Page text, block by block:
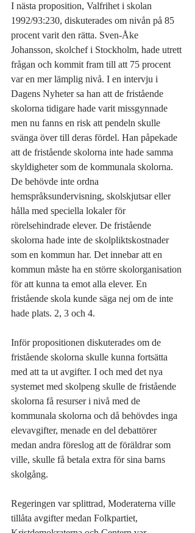
I nästa proposition, Valfrihet i skolan
1992/93:230, diskuterades om nivån på 85
procent varit den rätta. Sven-Åke
Johansson, skolchef i Stockholm, hade utrett
frågan och kommit fram till att 75 procent
var en mer lämplig nivå. I en intervju i
Dagens Nyheter sa han att de fristående
skolorna tidigare hade varit missgynnade
men nu fanns en risk att pendeln skulle
svänga över till deras fördel. Han påpekade
att de fristående skolorna inte hade samma
skyldigheter som de kommunala skolorna.
De behövde inte ordna
hemspråksundervisning, skolskjutsar eller
hålla med speciella lokaler för
rörelsehindrade elever. De fristående
skolorna hade inte de skolpliktskostnader
som en kommun har. Det innebar att en
kommun måste ha en större skolorganisation
för att kunna ta emot alla elever. En
fristående skola kunde säga nej om de inte
hade plats. 2, 3 och 4.
Inför propositionen diskuterades om de
fristående skolorna skulle kunna fortsätta
med att ta ut avgifter. I och med det nya
systemet med skolpeng skulle de fristående
skolorna få resurser i nivå med de
kommunala skolorna och då behövdes inga
elevavgifter, menade en del debattörer
medan andra föreslog att de föräldrar som
ville, skulle få betala extra för sina barns
skolgång.
Regeringen var splittrad, Moderaterna ville
tillåta avgifter medan Folkpartiet,